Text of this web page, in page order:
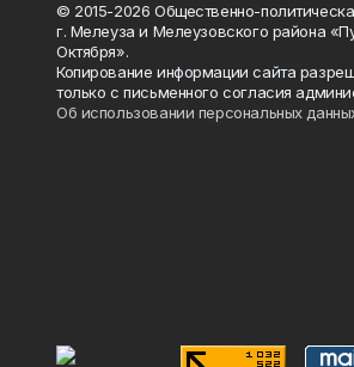
© 2015-2026 Общественно-
г. Мелеуза и Мелеузовского района
Октября».
Копирование информации сайта
только с письменного согласия
Об использовании персональных